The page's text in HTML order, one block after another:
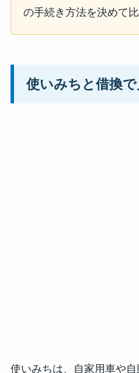
の手続き方法を決めて
使いみちと借換
使いみちは、自家用車や